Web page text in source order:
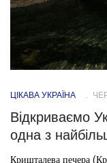
ЦІКАВА УКРАЇНА
Відкриваємо
одна з
Кришталева печера